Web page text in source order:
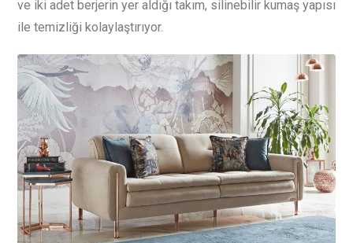
ve iki adet berjerin yer aldığı takım, silinebilir kumaş yapısı
ile temizliği kolaylaştırıyor.